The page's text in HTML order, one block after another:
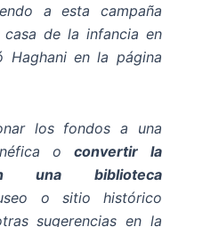
a esta campaña
de la infancia en
Haghani en la página
los fondos a una
oconvertir la
una biblioteca
o sitio histórico
sugerencias en la